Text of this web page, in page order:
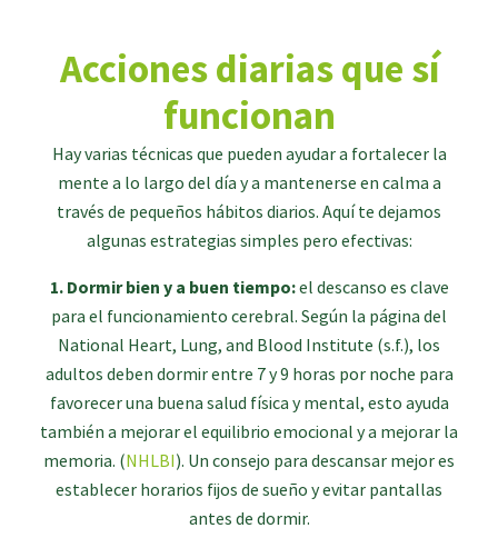
Acciones diarias que sí
funcionan
Hay varias técnicas que pueden ayudar a fortalecer la
mente a lo largo del día y a mantenerse en calma a
través de pequeños hábitos diarios. Aquí te dejamos
algunas estrategias simples pero efectivas:
1. Dormir bien y a buen tiempo:el descanso es clave
para el funcionamiento cerebral. Según la página del
National Heart, Lung, and Blood Institute (s.f.), los
adultos deben dormir entre 7 y 9 horas por noche para
favorecer una buena salud física y mental, esto ayuda
también a mejorar el equilibrio emocional y a mejorar la
memoria. (NHLBI). Un consejo para descansar mejor es
establecer horarios fijos de sueño y evitar pantallas
antes de dormir.